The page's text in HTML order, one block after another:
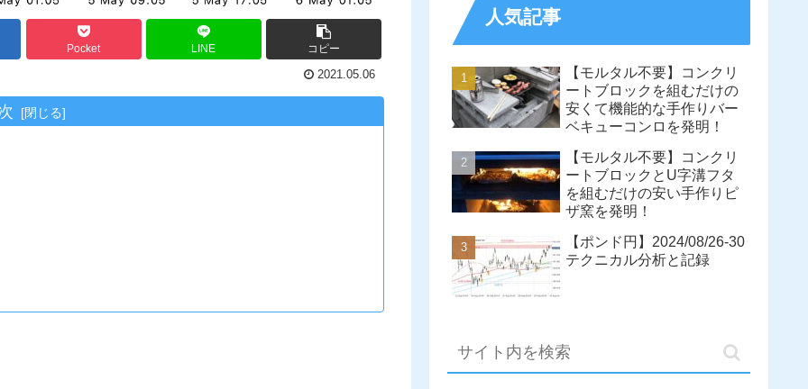
Pocket LINE コピー
2021.05.06
人気記事
【モルタル不要】コンクリ
ートブロックを組むだけの
安くて機能的な手作りバー
ベキューコンロを発明！
【モルタル不要】コンクリ
ートブロックとU字溝フタ
を組むだけの安い手作りピ
ザ窯を発明！
【ポンド円】2024/08/26-30
テクニカル分析と記録